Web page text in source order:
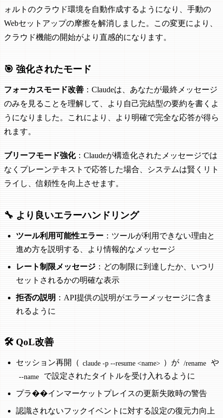
ォルトのクラウド環境を自動作成するようになり、手動の
Webセットアップの摩擦を解消しました。この変更により、
クラウド機能の開始がより直感的になります。
🎯 強化されたモード
フォーカスモード改善 ：Claudeは、あなたが最終メッセージ
のみを見ることを理解して、より自己完結型の要約を書くよ
うになりました。これにより、より明確で完全な応答が得ら
れます。
ブリーフモード強化：Claudeが構造化されたメッセージでは
なくプレーンテキストで応答した場合、システムは賢くリト
ライし、信頼性を向上させます。
🔧 より良いエラーハンドリング
ツール利用可能性エラー ：ツールが利用できない理由と
進め方を説明する、より情報的なメッセージ
レート制限メッセージ ：どの制限に到達したか、いつリ
セットされるかの明確な表示
拒否の説明 ：API提供の説明がエラーメッセージに含ま
れるように
🛠️ QoL改善
セッション再開（ claude -p --resume <name> ）が /rename や
--name で設定されたタイトルを受け入れるように
プラ��インマーケットプレイスの更新失敗時の警告
認識されないフックイベントに対する設定の復元力向上